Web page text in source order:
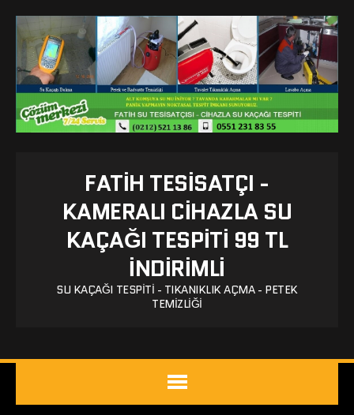
FATIH TESISATÇI -
KAMERALI CIHAZLA SU
KAÇAĞI TESPITI 99 TL
İNDİRİMLİ
SU KAÇAĞI TESPITI - TIKANIKLIK AÇMA - PETEK
TEMIZLIĞI